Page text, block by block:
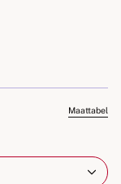
Maattabel